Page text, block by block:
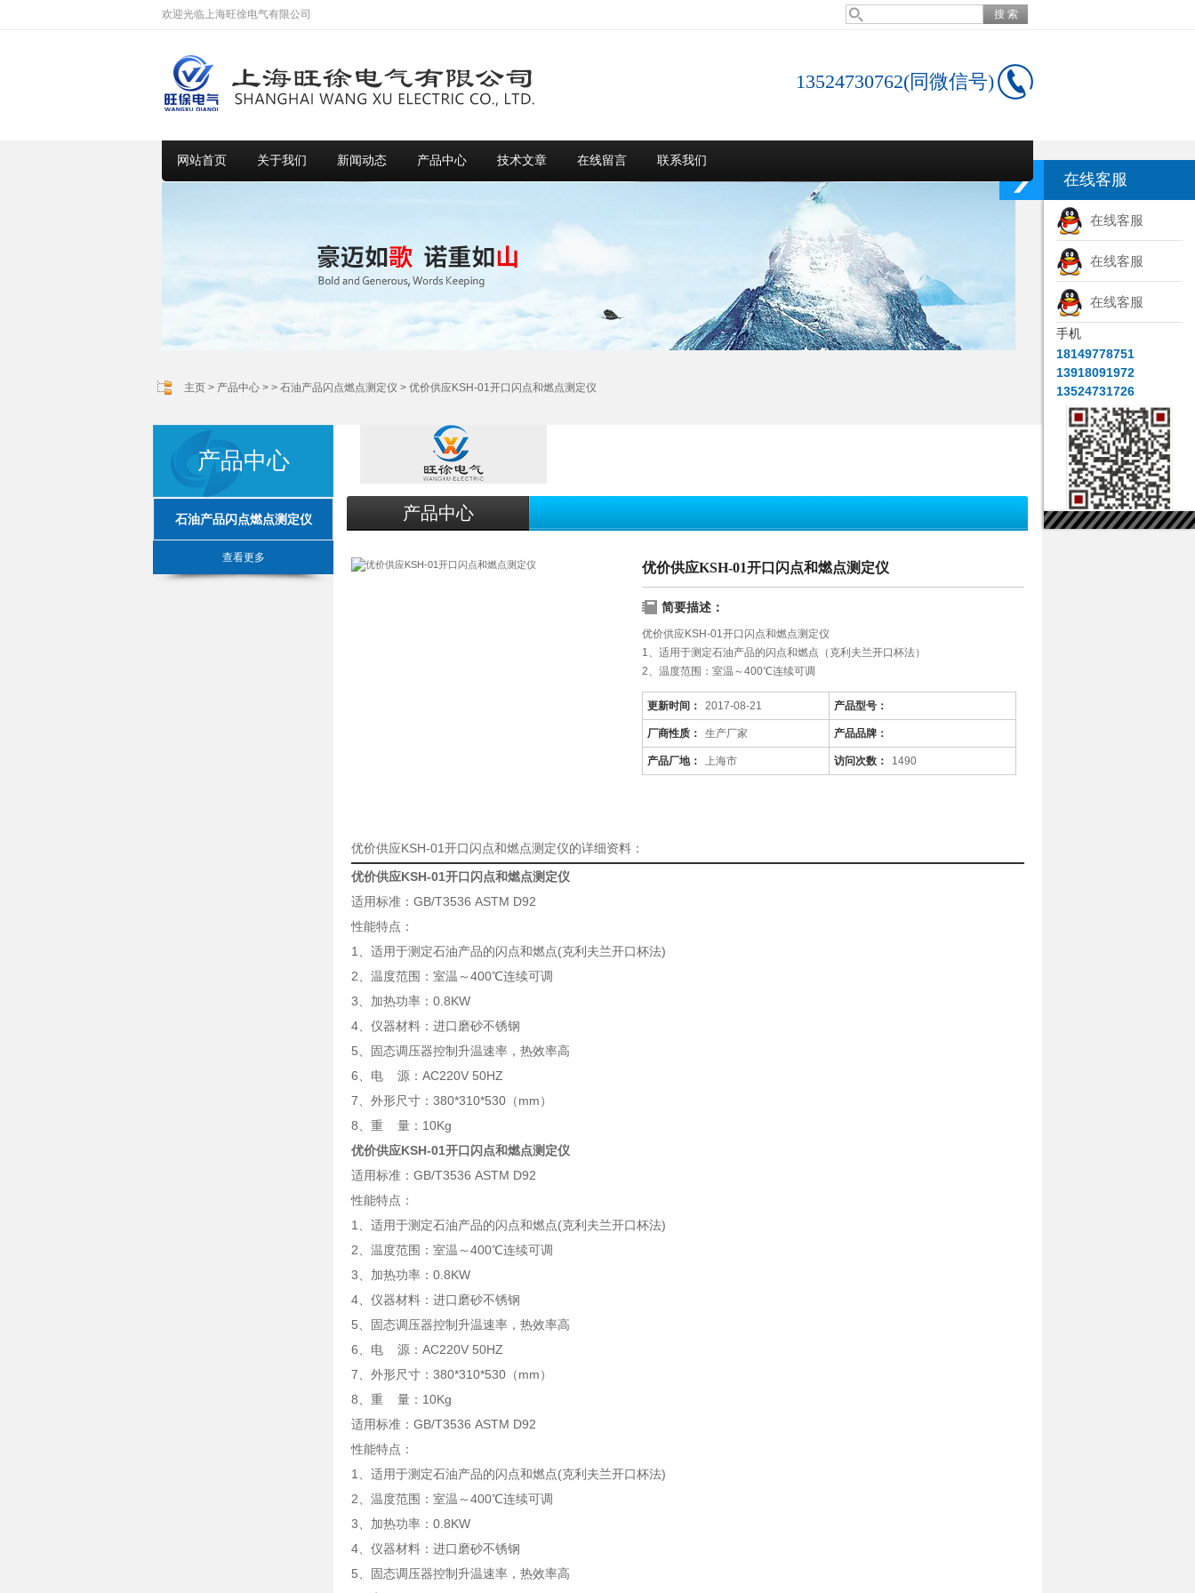
欢迎光临上海旺徐电气有限公司
13524730762(同微信号)
网站首页 关于我们 新闻动态 产品中心 技术文章 在线留言 联系我们
主页 > 产品中心 > > 石油产品闪点燃点测定仪 > 优价供应KSH-01开口闪点和燃点测定仪
产品中心
石油产品闪点燃点测定仪
查看更多
产品中心
优价供应KSH-01开口闪点和燃点测定仪
简要描述：
优价供应KSH-01开口闪点和燃点测定仪
1、适用于测定石油产品的闪点和燃点（克利夫兰开口杯法）
2、温度范围：室温～400℃连续可调
3、加热功率：0.8KW
4、仪器材料：进口磨砂不锈钢
更新时间： 2017-08-21 产品型号：
厂商性质： 生产厂家 产品品牌：
产品厂地： 上海市 访问次数： 1490
优价供应KSH-01开口闪点和燃点测定仪的详细资料：
优价供应KSH-01开口闪点和燃点测定仪
适用标准：GB/T3536 ASTM D92
性能特点：
1、适用于测定石油产品的闪点和燃点(克利夫兰开口杯法)
2、温度范围：室温～400℃连续可调
3、加热功率：0.8KW
4、仪器材料：进口磨砂不锈钢
5、固态调压器控制升温速率，热效率高
6、电 源：AC220V 50HZ
7、外形尺寸：380*310*530（mm）
8、重 量：10Kg
优价供应KSH-01开口闪点和燃点测定仪
适用标准：GB/T3536 ASTM D92
性能特点：
1、适用于测定石油产品的闪点和燃点(克利夫兰开口杯法)
2、温度范围：室温～400℃连续可调
3、加热功率：0.8KW
4、仪器材料：进口磨砂不锈钢
5、固态调压器控制升温速率，热效率高
6、电 源：AC220V 50HZ
7、外形尺寸：380*310*530（mm）
8、重 量：10Kg
适用标准：GB/T3536 ASTM D92
性能特点：
1、适用于测定石油产品的闪点和燃点(克利夫兰开口杯法)
2、温度范围：室温～400℃连续可调
3、加热功率：0.8KW
4、仪器材料：进口磨砂不锈钢
5、固态调压器控制升温速率，热效率高
在线客服
在线客服
在线客服
在线客服
手机
18149778751
13918091972
13524731726